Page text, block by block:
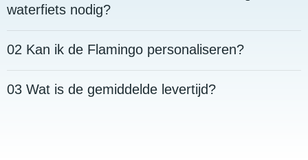
waterfiets nodig?
02 Kan ik de Flamingo personaliseren?
03 Wat is de gemiddelde levertijd?